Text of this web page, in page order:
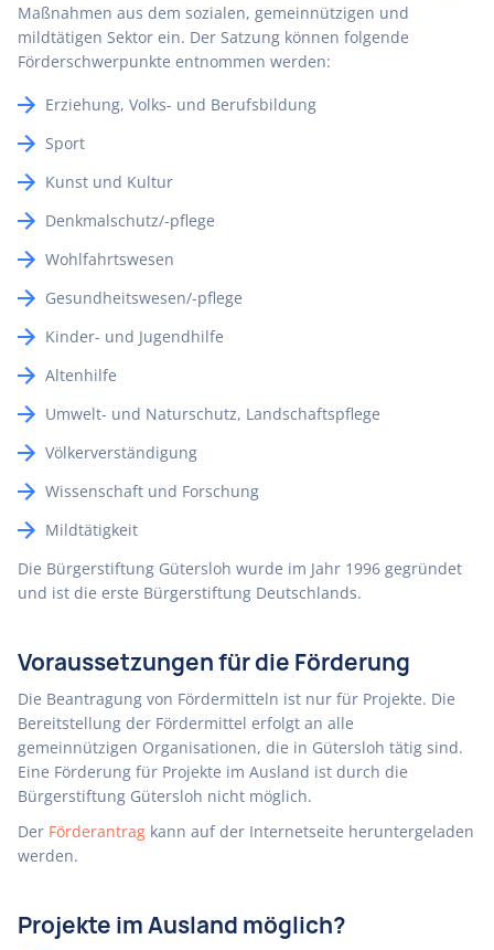
Maßnahmen aus dem sozialen, gemeinnützigen und
mildtätigen Sektor ein. Der Satzung können folgende
Förderschwerpunkte entnommen werden:
Erziehung, Volks- und Berufsbildung
Sport
Kunst und Kultur
Denkmalschutz/-pflege
Wohlfahrtswesen
Gesundheitswesen/-pflege
Kinder- und Jugendhilfe
Altenhilfe
Umwelt- und Naturschutz, Landschaftspflege
Völkerverständigung
Wissenschaft und Forschung
Mildtätigkeit
Die Bürgerstiftung Gütersloh wurde im Jahr 1996 gegründet
und ist die erste Bürgerstiftung Deutschlands.
Voraussetzungen für die Förderung
Die Beantragung von Fördermitteln ist nur für Projekte. Die
Bereitstellung der Fördermittel erfolgt an alle
gemeinnützigen Organisationen, die in Gütersloh tätig sind.
Eine Förderung für Projekte im Ausland ist durch die
Bürgerstiftung Gütersloh nicht möglich.
Der Förderantrag kann auf der Internetseite heruntergeladen
werden.
Projekte im Ausland möglich?